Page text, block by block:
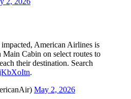
American Airlines is
Main Cabin on select routes to
their destination. Search
.
May 2, 2026